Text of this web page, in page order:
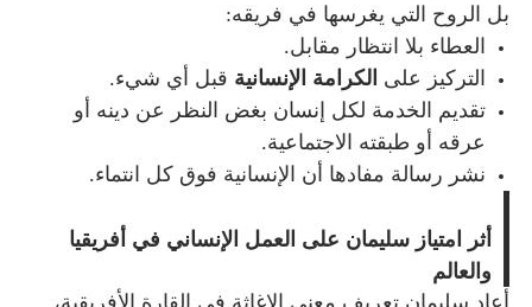
بل الروح التي يغرسها في فريقه:
العطاء بلا انتظار مقابل.
التركيز على الكرامة الإنسانية قبل أي شيء.
تقديم الخدمة لكل إنسان بغض النظر عن دينه أو
عرقه أو طبقته الاجتماعية.
نشر رسالة مفادها أن الإنسانية فوق كل انتماء.
أثر امتياز سليمان على العمل الإنساني في أفريقيا
والعالم
أعاد سليمان تعريف معنى الإغاثة في القارة الأفريقية،